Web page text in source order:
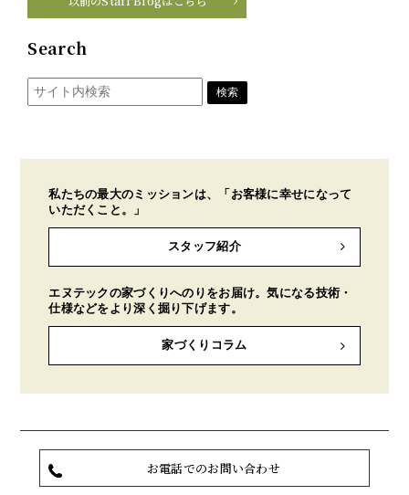
Search
私たちの最大のミッションは、「お客様に幸せになって
いただくこと。」
スタッフ紹介
エヌテックの家づくりへのりをお届け。気になる技術・
仕様などをより深く掘り下げます。
家づくりコラム
お電話でのお問い合わせ